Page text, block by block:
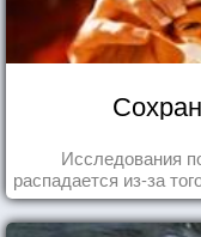
Исследования
распадается из-за
та роль,